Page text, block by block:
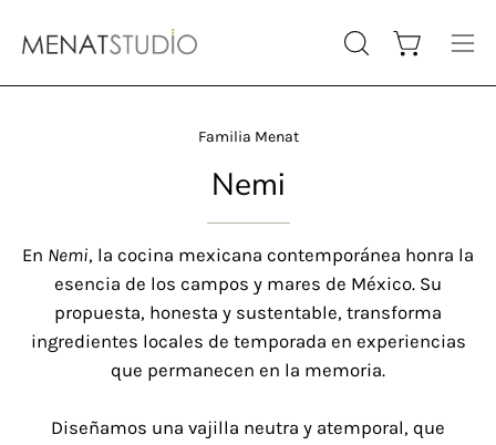
ABRIR
BARRA
Carro
Familia Menat
Nemi
En Nemi, la cocina mexicana contemporánea honra la
esencia de los campos y mares de México. Su
propuesta, honesta y sustentable, transforma
ingredientes locales de temporada en experiencias
que permanecen en la memoria.
Diseñamos una vajilla neutra y atemporal, que